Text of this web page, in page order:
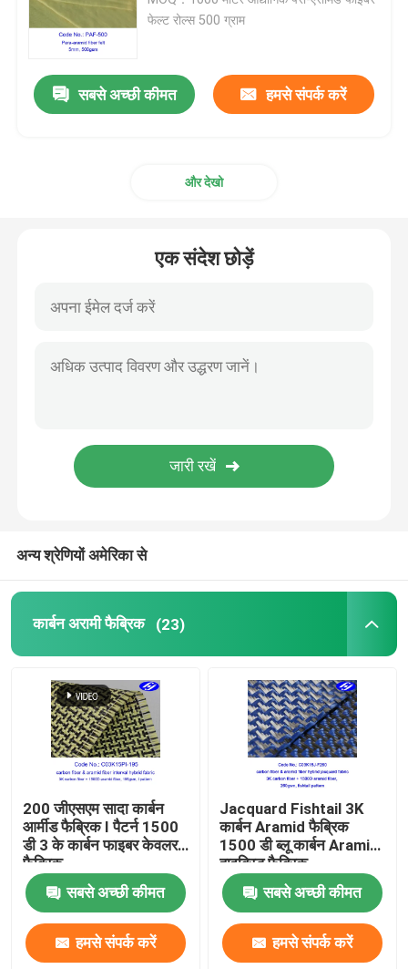
कार्बन फाइबर फैब्रिक
अराम फाइबर फैब्रिक
समग्र कपड़े
फेल्ट रोल्स 500 ग्राम
सबसे अच्छी कीमत हमसे संपर्क करें
और देखो
एक संदेश छोड़ें
अन्य श्रेणियों अमेरिका से
कार्बन अरामी फैब्रिक (23)
200 जीएसएम सादा कार्बन
आर्मीड फैब्रिक I पैटर्न 1500
डी 3 के कार्बन फाइबर केवलर
फैब्रिक
सबसे अच्छी कीमत
हमसे संपर्क करें
Jacquard Fishtail 3K
कार्बन Aramid फैब्रिक
1500 डी ब्लू कार्बन Aramid
हाइब्रिड फैब्रिक
सबसे अच्छी कीमत
हमसे संपर्क करें